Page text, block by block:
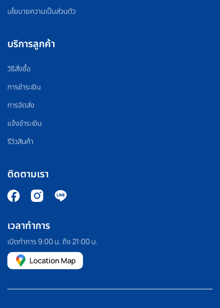
นโยบายความเป็นส่วนตัว
บริการลูกค้า
วิธีสั่งซื้อ
การชำระเงิน
การจัดส่ง
แจ้งชำระเงิน
รีวิวสินค้า
ติดตามเรา
เวลาทำการ
เปิดทำการ 9:00 น. ถึง 21:00 น.
Location Map